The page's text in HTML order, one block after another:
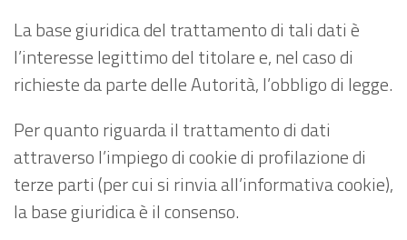
La base giuridica del trattamento di tali dati è
l’interesse legittimo del titolare e, nel caso di
richieste da parte delle Autorità, l’obbligo di legge.
Per quanto riguarda il trattamento di dati
attraverso l’impiego di cookie di profilazione di
terze parti (per cui si rinvia all’informativa cookie),
la base giuridica è il consenso.